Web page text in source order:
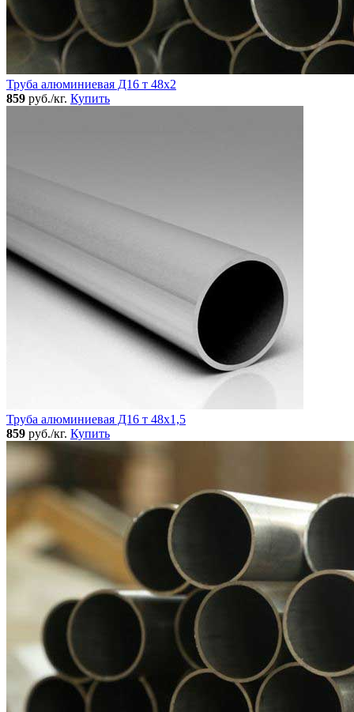
Труба алюминиевая Д16 т 48х2
859 руб./кг. Купить
Труба алюминиевая Д16 т 48х1,5
859 руб./кг. Купить